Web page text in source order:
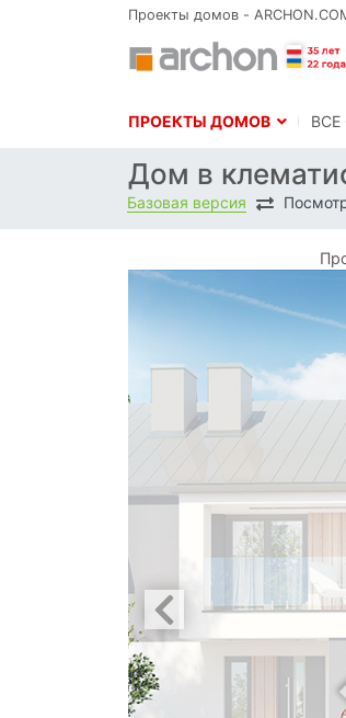
Проекты домов -
ПРОЕКТЫ ДОМОВ
Дом в
Базовая версия